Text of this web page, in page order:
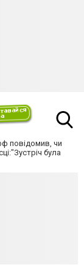
повідомив, чи
була